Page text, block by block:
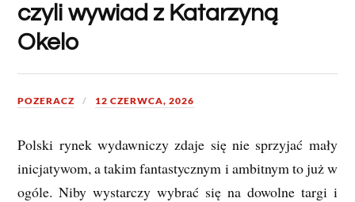
czyli wywiad z Katarzyną
Okelo
POZERACZ 12 CZERWCA, 2026
Polski rynek wydawniczy zdaje się nie sprzyjać mały
inicjatywom, a takim fantastycznym i ambitnym to już w
ogóle. Niby wystarczy wybrać się na dowolne targi i